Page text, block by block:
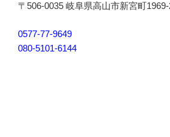
〒506-0035 岐阜県高山市新宮町
0577-77-9649
080-5101-6144